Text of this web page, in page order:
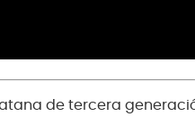
de tercera